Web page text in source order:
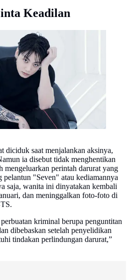
Keadilan
BIGHIT_MUSIC)
diciduk saat menjalankan aksinya,
ia disebut tidak menghentikan
mengeluarkan perintah darurat yang
pelantun "Seven" atau kediamannya
saja, wanita ini dinyatakan kembali
dan meninggalkan foto-foto di
kriminal berupa penguntitan
dibebaskan setelah penyelidikan
tindakan perlindungan darurat,”